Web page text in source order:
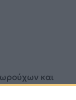
και